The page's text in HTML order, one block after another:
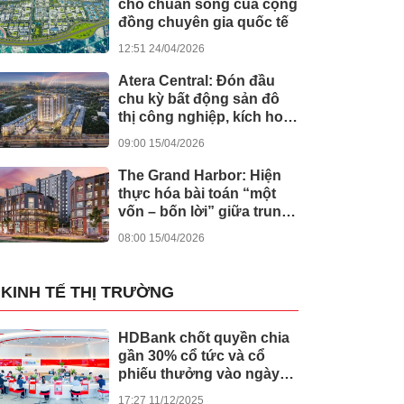
cho chuẩn sống của cộng
đồng chuyên gia quốc tế
12:51 24/04/2026
Atera Central: Đón đầu
chu kỳ bất động sản đô
thị công nghiệp, kích hoạt
09:00 15/04/2026
The Grand Harbor: Hiện
thực hóa bài toán “một
vốn – bốn lời” giữa trung
08:00 15/04/2026
KINH TẾ THỊ TRƯỜNG
HDBank chốt quyền chia
gần 30% cổ tức và cổ
phiếu thưởng vào ngày
17:27 11/12/2025